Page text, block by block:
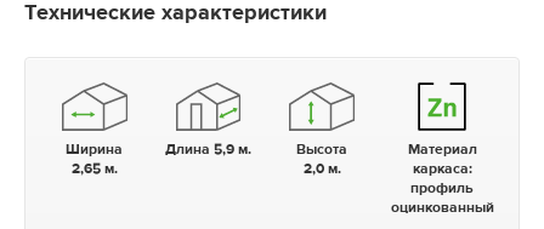
Технические характеристики
Ширина
2,65 м.
Длина 5,9 м.
Высота
2,0 м.
Материал
каркаса:
профиль
оцинкованный